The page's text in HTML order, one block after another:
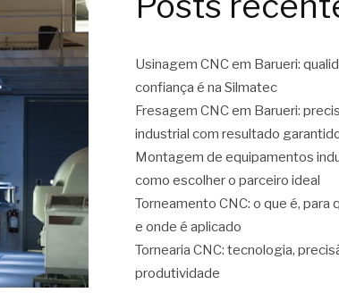
Usinagem CNC em Barueri:
confiança é na Silmatec
Fresagem CNC em Barueri:
industrial com resultado
Montagem de equipamentos
como escolher o parceiro ideal
Torneamento CNC: o que é, para
e onde é aplicado
Tornearia CNC: tecnologia,
produtividade